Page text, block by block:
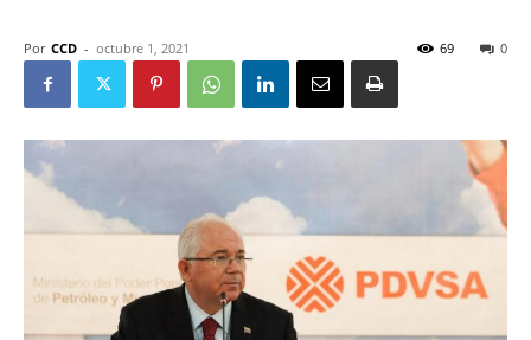
Por CCD - octubre 1, 2021 0
69